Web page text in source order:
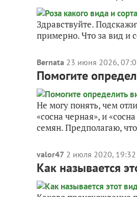
Здравствуйте.
примерно. Что за вид и
Bernata 23 июня 2026,
Помогите
Не могу понять, чем
«сосна черная», и
семян. Предполагаю,
valor47 2 июля 2020, 19:32
Как называется